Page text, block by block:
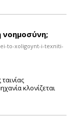
νοημοσύνη;
to-xoligoynt-i-texniti-
κλονίζεται